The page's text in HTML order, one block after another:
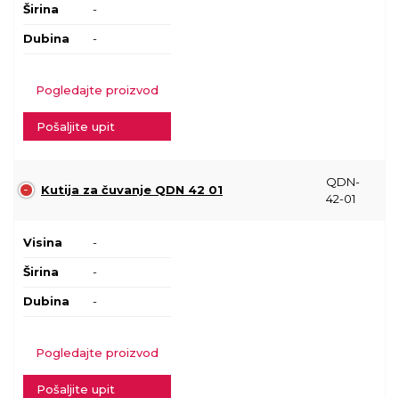
Širina -
Dubina -
Pogledajte proizvod
Pošaljite upit
Kutija za čuvanje QDN 42 01
QDN-
42-01
Visina -
Širina -
Dubina -
Pogledajte proizvod
Pošaljite upit